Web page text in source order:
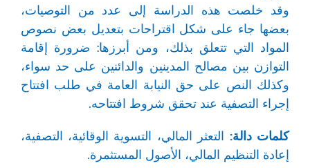
وقد خلصت هذه الدراسة إلى عدد من التوصيات،
بعضها جاء على شكل اقتراحات بتعديل بعض نصوص
المواد التي تتعلق بذلك، ومن أبرزها: ضرورة إقامة
التوازن بين مصالح المدينين والدائنين على حد سواء،
وكذلك النص على حق النيابة العامة في طلب افتتاح
إجراء التصفية عند تحقق شروط افتتاحه.
كلمات دالة: التعثر المالي، التسوية الوقائية، التصفية،
إعادة التنظيم المالي، الأصول المستثمرة.